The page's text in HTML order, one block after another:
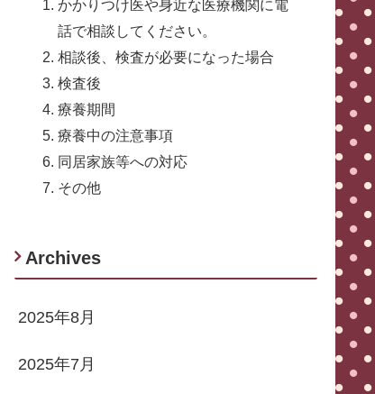
かかりつけ医や身近な医療機関に電
話で相談してください。
相談後、検査が必要になった場合
検査後
療養期間
療養中の注意事項
同居家族等への対応
その他
Archives
2025年8月
2025年7月